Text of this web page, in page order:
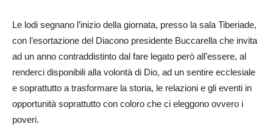
Le lodi segnano l’inizio della giornata, presso la sala Tiberiade,
con l’esortazione del Diacono presidente Buccarella che invita
ad un anno contraddistinto dal fare legato però all’essere, al
renderci disponibili alla volontà di Dio, ad un sentire ecclesiale
e soprattutto a trasformare la storia, le relazioni e gli eventi in
opportunità soprattutto con coloro che ci eleggono ovvero i
poveri.